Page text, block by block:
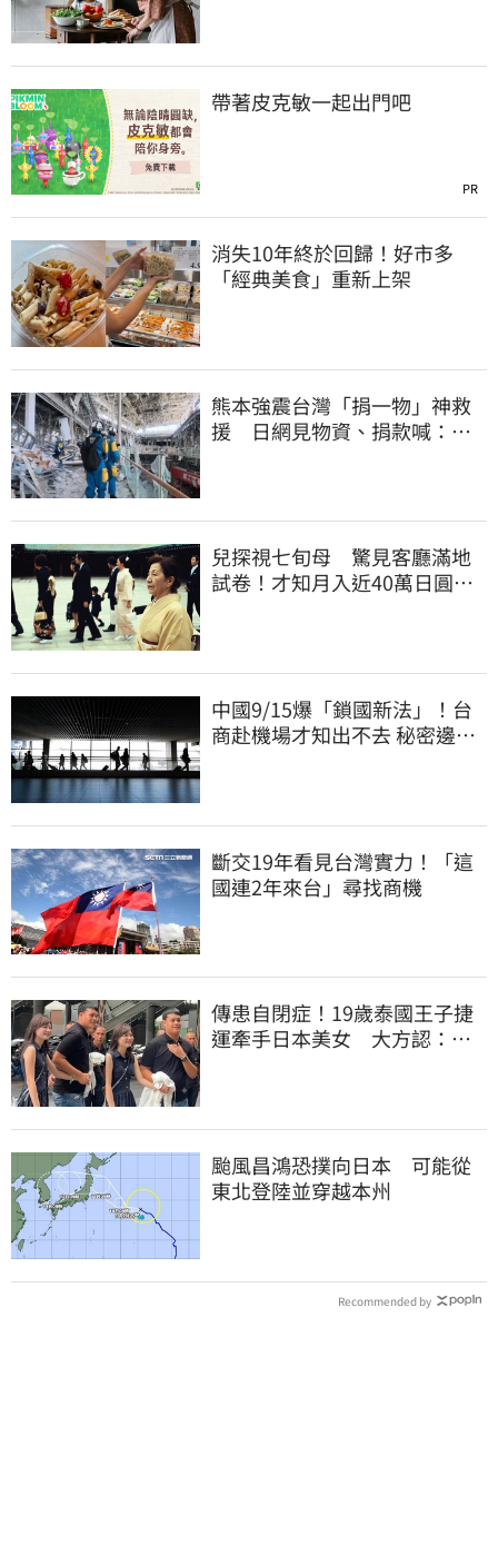
帶著皮克敏一起出門吧
PR
消失10年終於回歸！好市多
「經典美食」重新上架
熊本強震台灣「捐一物」神救
援 日網見物資、捐款喊：給
兒探視七旬母 驚見客廳滿地
試卷！才知月入近40萬日圓
中國9/15爆「鎖國新法」！台
商赴機場才知出不去 秘密邊控
斷交19年看見台灣實力！「這
國連2年來台」尋找商機
傳患自閉症！19歲泰國王子捷
運牽手日本美女 大方認：
颱風昌鴻恐撲向日本 可能從
東北登陸並穿越本州
Recommended by